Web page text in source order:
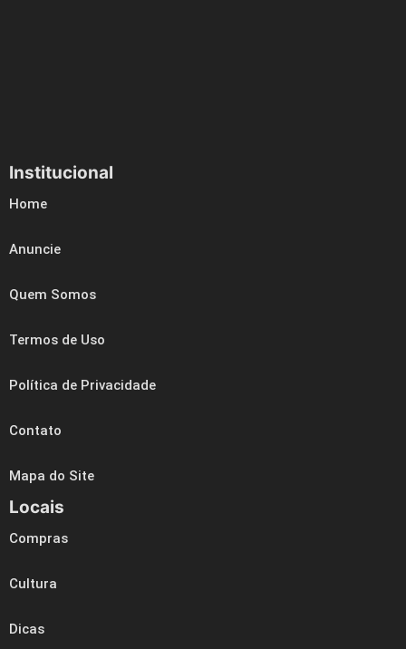
Institucional
Home
Anuncie
Quem Somos
Termos de Uso
Política de Privacidade
Contato
Mapa do Site
Locais
Compras
Cultura
Dicas